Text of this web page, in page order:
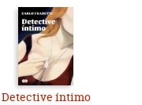
Detective íntimo